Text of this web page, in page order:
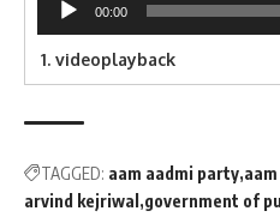
00:00
1. videoplayback
TAGGED: aam aadmi party
arvind kejriwal government of